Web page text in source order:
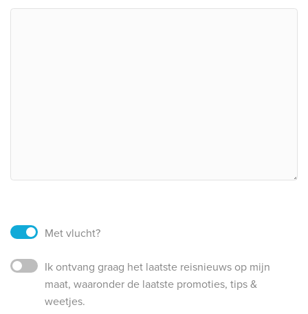
Met vlucht?
Ik ontvang graag het laatste reisnieuws op mijn
maat, waaronder de laatste promoties, tips &
weetjes.